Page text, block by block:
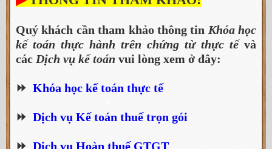
Quý khách cần tham khảo thông tin Khóa học
kế toán thực hành trên chứng từ thực tếvà
các Dịch vụ kế toán vui lòng xem ở đây:
⏩ Khóa học kế toán thực tế
⏩ Dịch vụ Kế toán thuế trọn gói
⏩ Dịch vụ Hoàn thuế GTGT